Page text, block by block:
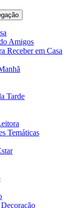
Amigos
Receber em Casa
Tarde
Temáticas